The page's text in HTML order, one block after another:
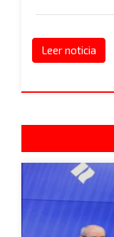
Leer noticia